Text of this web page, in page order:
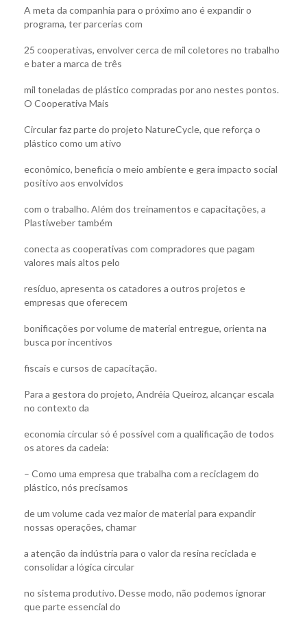
A meta da companhia para o próximo ano é expandir o
programa, ter parcerias com
25 cooperativas, envolver cerca de mil coletores no trabalho
e bater a marca de três
mil toneladas de plástico compradas por ano nestes pontos.
O Cooperativa Mais
Circular faz parte do projeto NatureCycle, que reforça o
plástico como um ativo
econômico, beneficia o meio ambiente e gera impacto social
positivo aos envolvidos
com o trabalho. Além dos treinamentos e capacitações, a
Plastiweber também
conecta as cooperativas com compradores que pagam
valores mais altos pelo
resíduo, apresenta os catadores a outros projetos e
empresas que oferecem
bonificações por volume de material entregue, orienta na
busca por incentivos
fiscais e cursos de capacitação.
Para a gestora do projeto, Andréia Queiroz, alcançar escala
no contexto da
economia circular só é possível com a qualificação de todos
os atores da cadeia:
– Como uma empresa que trabalha com a reciclagem do
plástico, nós precisamos
de um volume cada vez maior de material para expandir
nossas operações, chamar
a atenção da indústria para o valor da resina reciclada e
consolidar a lógica circular
no sistema produtivo. Desse modo, não podemos ignorar
que parte essencial do